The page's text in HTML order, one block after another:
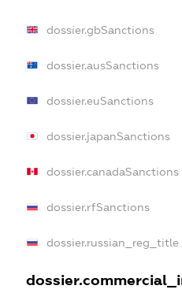
dossier.gbSanctions
dossier.ausSanctions
dossier.euSanctions
dossier.japanSanctions
dossier.canadaSanctions
dossier.rfSanctions
dossier.russian_reg_title